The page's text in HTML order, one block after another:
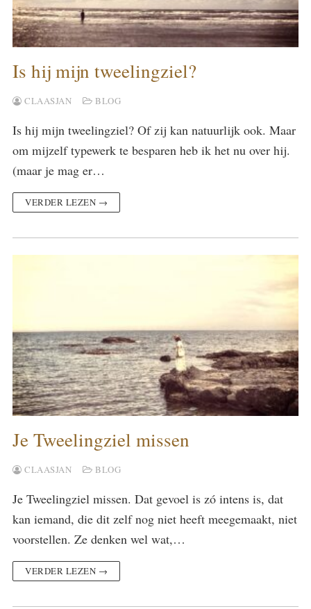
Is hij mijn tweelingziel?
CLAASJAN BLOG
Is hij mijn tweelingziel? Of zij kan natuurlijk ook. Maar
om mijzelf typewerk te besparen heb ik het nu over hij.
(maar je mag er…
VERDER LEZEN →
Je Tweelingziel missen
CLAASJAN BLOG
Je Tweelingziel missen. Dat gevoel is zó intens is, dat
kan iemand, die dit zelf nog niet heeft meegemaakt, niet
voorstellen. Ze denken wel wat,…
VERDER LEZEN →